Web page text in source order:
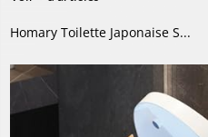
Homary Toilette Japonaise S...